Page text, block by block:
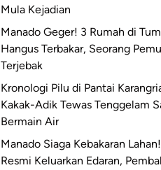
Mula Kejadian
Manado Geger! 3 Rumah di
Hangus Terbakar, Seorang
Terjebak
Kronologi Pilu di Pantai
Kakak-Adik Tewas Tenggelam
Bermain Air
Manado Siaga Kebakaran
Resmi Keluarkan Edaran,